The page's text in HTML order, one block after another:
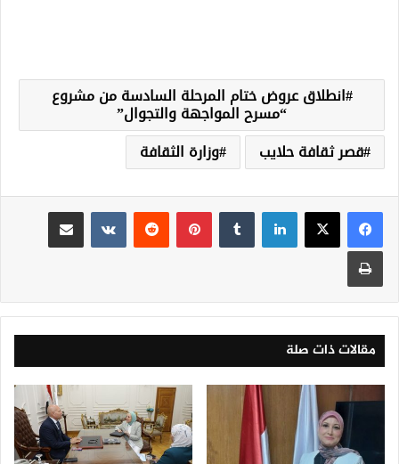
انطلاق عروض ختام المرحلة السادسة من مشروع
“مسرح المواجهة والتجوال”
قصر ثقافة حلايب
وزارة الثقافة
لينكدإن بينتيريست
مقالات ذات صلة